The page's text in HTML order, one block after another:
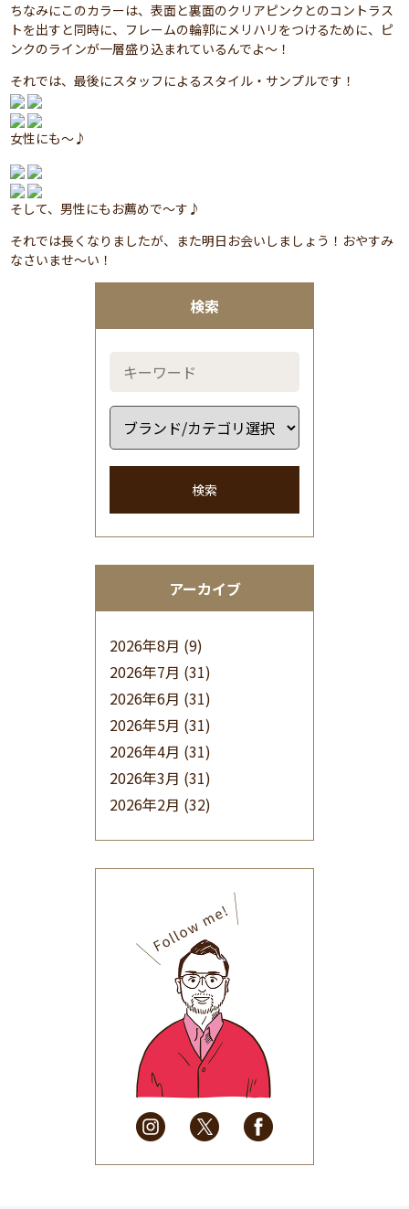
検索
検索
アーカイブ
2026年8月 (9)
2026年7月 (31)
2026年6月 (31)
2026年5月 (31)
2026年4月 (31)
2026年3月 (31)
2026年2月 (32)
(32)
2025年9月(30)
2025年8月(31)
2025年7月(37)
2025年6月(48)
2025年5月
(41)
2025年4月
(32)
2025年3月(31)
2025年2月
(28)
2025年1月
(34)
ちなみにこのカラーは、表面と裏面のクリアピンクとのコントラス
トを出すと同時に、フレームの輪郭にメリハリをつけるために、ピ
ンクのラインが一層盛り込まれているんでよ～！
それでは、最後にスタッフによるスタイル・サンプルです！
女性にも～♪
そして、男性にもお薦めで～す♪
それでは長くなりましたが、また明日お会いしましょう！おやすみ
なさいませ～い！